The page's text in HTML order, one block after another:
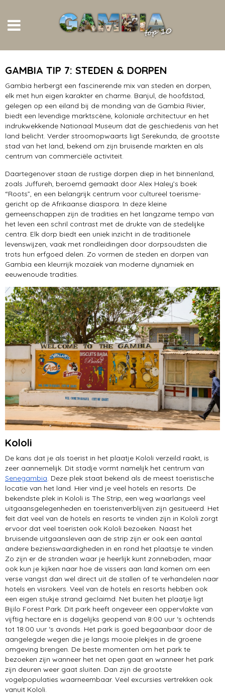
markten
bezienswaardigheden
excursies
senegambia
steden & dorpen
vakantie
rondreis
ontwikkelingshulp
GAMBIA TIP 7: STEDEN & DORPEN
Gambia herbergt een fascinerende mix van steden en dorpen,
elk met hun eigen karakter en charme. Banjul, de hoofdstad,
gelegen op een eiland bij de monding van de Gambia Rivier,
biedt een levendige marktscène, koloniale architectuur en het
indrukwekkende Nationaal Museum dat de geschiedenis van het
land belicht. Verder stroomopwaarts ligt Serekunda, de grootste
stad van het land, bekend om zijn bruisende markten en als
centrum van commerciële activiteit.
Daartegenover staan de rustige dorpen diep in het binnenland,
zoals Juffureh, beroemd gemaakt door Alex Haley’s boek
“Roots”, en een belangrijk centrum voor cultureel toerisme-
gericht op de Afrikaanse diaspora. In deze kleine
gemeenschappen zijn de tradities en het langzame tempo van
het leven een schril contrast met de drukte van de stedelijke
centra. Elk dorp biedt een uniek inzicht in de traditionele
levenswijzen, vaak met rondleidingen door dorpsoudsten die
trots hun erfgoed delen. Zo vormen de steden en dorpen van
Gambia een kleurrijk mozaïek van moderne dynamiek en
eeuwenoude tradities.
Kololi
De kans dat je als toerist in het plaatje Kololi verzeild raakt, is
zeer aannemelijk. Dit stadje vormt namelijk het centrum van
Senegambia. Deze plek staat bekend als de meest toeristische
locatie van het land. Hier vind je veel hotels en resorts. De
bekendste plek in Kololi is The Strip, een weg waarlangs veel
uitgaansgelegenheden en toeristenverblijven zijn gesitueerd. Het
feit dat veel van de hotels en resorts te vinden zijn in Kololi zorgt
ervoor dat veel toeristen ook Kololi bezoeken. Naast het
bruisende uitgaansleven aan de strip zijn er ook een aantal
andere bezienswaardigheden in en rond het plaatsje te vinden.
Zo zijn er de stranden waar je heerlijk kunt zonnebaden, maar
ook kun je kijken naar hoe de vissers aan land komen om een
verse vangst dan wel direct uit de stallen of te verhandelen naar
hotels en visrokers. Veel van de hotels en resorts hebben ook
een eigen stukje strand geclaimd. Net buiten het plaatje ligt
Bijilo Forest Park. Dit park heeft ongeveer een oppervlakte van
vijftig hectare en is dagelijks geopend van 8:00 uur ‘s ochtends
tot 18:00 uur ‘s avonds. Het park is goed begaanbaar door de
aangelegde wegen die je langs mooie plekjes in de groene
omgeving brengen. De beste momenten om het park te
bezoeken zijn wanneer het net open gaat en wanneer het park
zijn deuren weer gaat sluiten. Dan zijn de grootste
vogelpopulaties waarneembaar. Veel excursies vertrekken ook
vanuit Kololi.